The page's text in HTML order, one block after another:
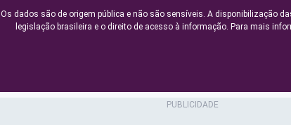
Os dados são de origem pública e não são sensíveis. A disponibilização
legislação brasileira e o direito de acesso à informação. Para mais